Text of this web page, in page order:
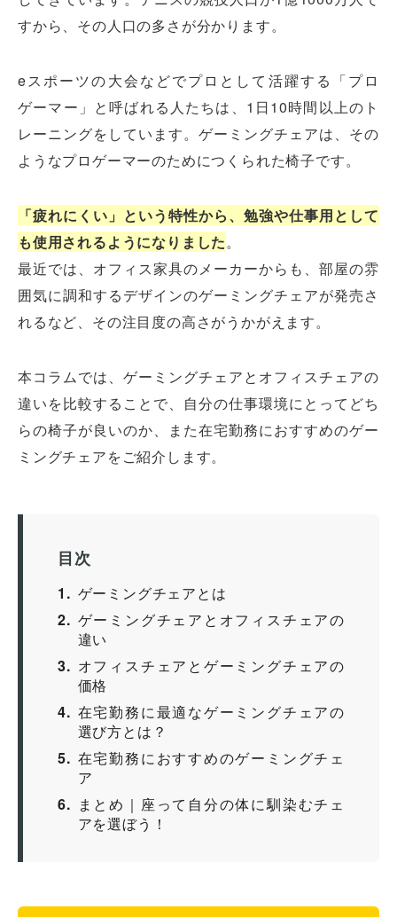
すから、その人口の多さが分かります。
eスポーツの大会などでプロとして活躍する「プロ
ゲーマー」と呼ばれる人たちは、1日10時間以上のト
レーニングをしています。ゲーミングチェアは、その
ようなプロゲーマーのためにつくられた椅子です。
「疲れにくい」という特性から、勉強や仕事用として
も使用されるようになりました。
最近では、オフィス家具のメーカーからも、部屋の雰
囲気に調和するデザインのゲーミングチェアが発売さ
れるなど、その注目度の高さがうかがえます。
本コラムでは、ゲーミングチェアとオフィスチェアの
違いを比較することで、自分の仕事環境にとってどち
らの椅子が良いのか、また在宅勤務におすすめのゲー
ミングチェアをご紹介します。
目次
1
ゲーミングチェアとは
2
ゲーミングチェアとオフィスチェアの
違い
3
オフィスチェアとゲーミングチェアの
価格
4
在宅勤務に最適なゲーミングチェアの
選び方とは？
5
在宅勤務におすすめのゲーミングチェ
ア
6
まとめ｜座って自分の体に馴染むチェ
アを選ぼう！